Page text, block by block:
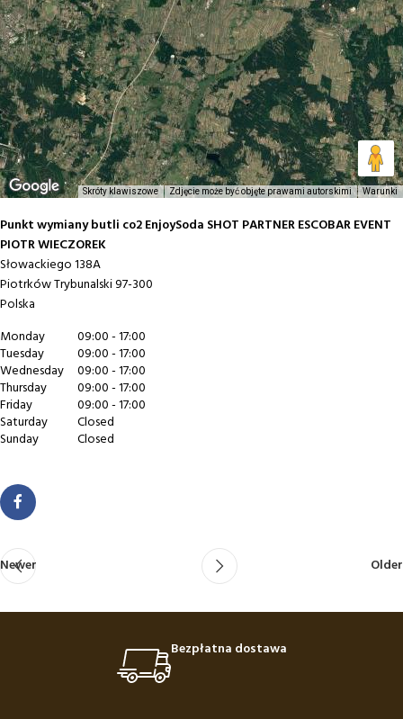
Skróty klawiszowe Zdjęcie może być objęte prawami autorskimi Warunki
Punkt wymiany butli co2 EnjoySoda SHOT PARTNER ESCOBAR EVENT
PIOTR WIECZOREK
Słowackiego 138A
Piotrków Trybunalski97-300
Polska
Monday
09:00 - 17:00
Tuesday
09:00 - 17:00
Wednesday
09:00 - 17:00
Thursday
09:00 - 17:00
Friday
09:00 - 17:00
Saturday
Closed
Sunday
Closed
Newer Older
Bezpłatna dostawa